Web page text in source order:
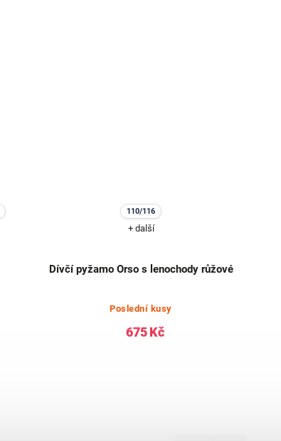
110/116
+ další
Dívčí pyžamo Orso s lenochody růžové
Poslední kusy
675 Kč